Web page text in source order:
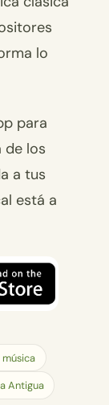
lo
para
de los
a tus
está a
Antigua